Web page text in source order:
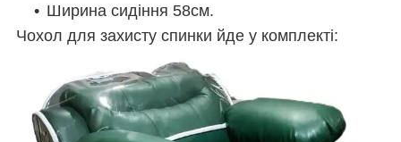
Ширина сидіння 58см.
Чохол для захисту спинки йде у комплекті: